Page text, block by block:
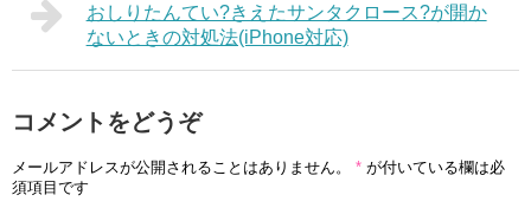
おしりたんてい?きえたサンタクロース?が開か
ないときの対処法(iPhone対応)
コメントをどうぞ
メールアドレスが公開されることはありません。 * が付いている欄は必
須項目です